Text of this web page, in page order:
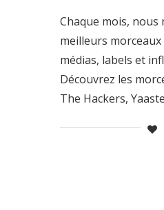
Chaque mois, nous
meilleurs
médias, labels et
Découvrez les
The Hackers,